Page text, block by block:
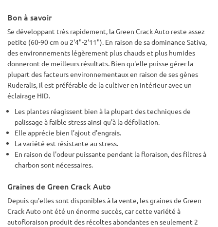
Bon à savoir
Se développant très rapidement, la Green Crack Auto reste assez
petite (60-90 cm ou 2'4"-2'11"). En raison de sa dominance Sativa,
des environnements légèrement plus chauds et plus humides
donneront de meilleurs résultats. Bien qu'elle puisse gérer la
plupart des facteurs environnementaux en raison de ses gènes
Ruderalis, il est préférable de la cultiver en intérieur avec un
éclairage HID.
Les plantes réagissent bien à la plupart des techniques de
palissage à faible stress ainsi qu'à la défoliation.
Elle apprécie bien l’ajout d’engrais.
La variété est résistante au stress.
En raison de l'odeur puissante pendant la floraison, des filtres à
charbon sont nécessaires.
Graines de Green Crack Auto
Depuis qu'elles sont disponibles à la vente, les graines de Green
Crack Auto ont été un énorme succès, car cette variété à
autofloraison produit des récoltes abondantes en seulement 2